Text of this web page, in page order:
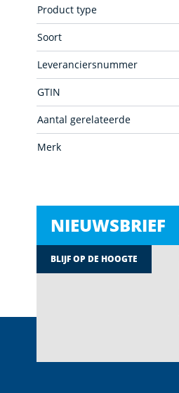
Product type
Soort
Leveranciersnummer
GTIN
Aantal gerelateerde
Merk
NIEUWSBRIEF
BLIJF OP DE HOOGTE